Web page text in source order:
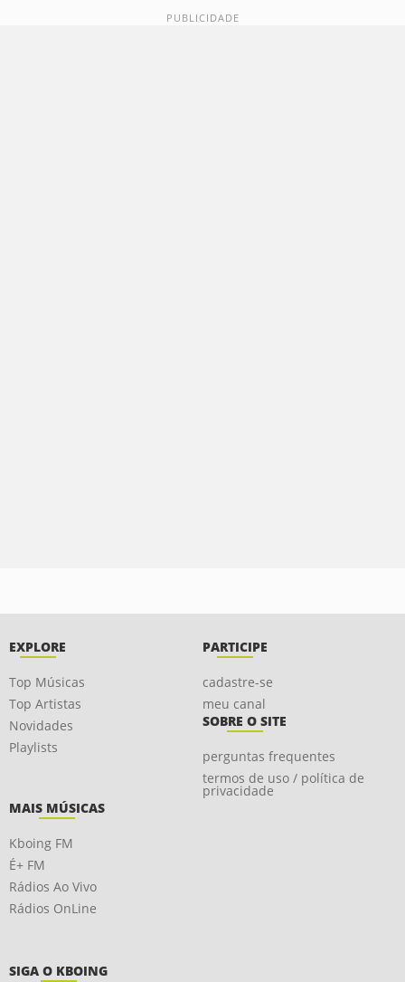
EXPLORE
Top Músicas
Top Artistas
Novidades
Playlists
PARTICIPE
cadastre-se
meu canal
SOBRE O SITE
perguntas frequentes
termos de uso / política de
privacidade
MAIS MÚSICAS
Kboing FM
É+ FM
Rádios Ao Vivo
Rádios OnLine
SIGA O KBOING